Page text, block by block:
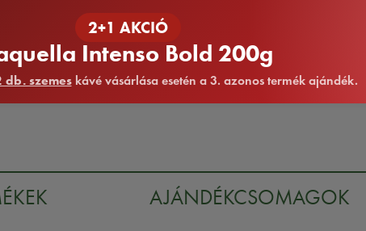
2+1 AKCIÓ
Intenso Bold 200g
db. szemeskávé vásárlása esetén a 3. azonos termék ajándék.
AJÁNDÉKCSOMAGOK